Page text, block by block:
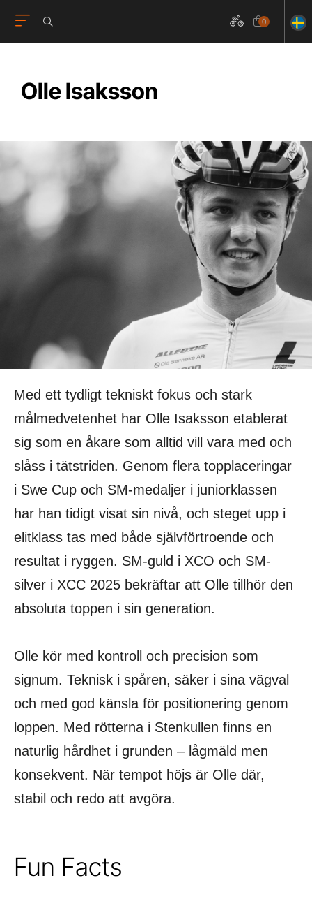
0
Olle Isaksson
Med ett tydligt tekniskt fokus och stark
målmedvetenhet har Olle Isaksson etablerat
sig som en åkare som alltid vill vara med och
slåss i tätstriden. Genom flera topplaceringar
i Swe Cup och SM-medaljer i juniorklassen
har han tidigt visat sin nivå, och steget upp i
elitklass tas med både självförtroende och
resultat i ryggen. SM-guld i XCO och SM-
silver i XCC 2025 bekräftar att Olle tillhör den
absoluta toppen i sin generation.
Olle kör med kontroll och precision som
signum. Teknisk i spåren, säker i sina vägval
och med god känsla för positionering genom
loppen. Med rötterna i Stenkullen finns en
naturlig hårdhet i grunden – lågmäld men
konsekvent. När tempot höjs är Olle där,
stabil och redo att avgöra.
Fun Facts